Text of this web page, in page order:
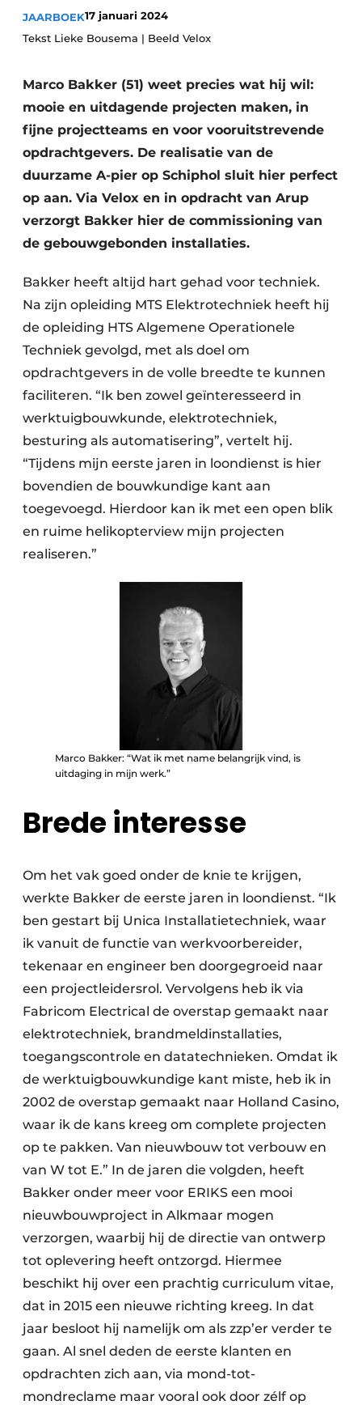
Podcasts
Privacy / Cookie statement
Vacature aanmelden
Vacatures
Video’s
Glas
JAARBOEK17 januari 2024
Tekst Lieke Bousema | Beeld Velox
Marco Bakker (51) weet precies wat hij wil:
mooie en uitdagende projecten maken, in
fijne projectteams en voor vooruitstrevende
opdrachtgevers. De realisatie van de
duurzame A-pier op Schiphol sluit hier perfect
op aan. Via Velox en in opdracht van Arup
verzorgt Bakker hier de commissioning van
de gebouwgebonden installaties.
Bakker heeft altijd hart gehad voor techniek.
Na zijn opleiding MTS Elektrotechniek heeft hij
de opleiding HTS Algemene Operationele
Techniek gevolgd, met als doel om
opdrachtgevers in de volle breedte te kunnen
faciliteren. “Ik ben zowel geïnteresseerd in
werktuigbouwkunde, elektrotechniek,
besturing als automatisering”, vertelt hij.
“Tijdens mijn eerste jaren in loondienst is hier
bovendien de bouwkundige kant aan
toegevoegd. Hierdoor kan ik met een open blik
en ruime helikopterview mijn projecten
realiseren.”
Marco Bakker: “Wat ik met name belangrijk vind, is
uitdaging in mijn werk.”
Brede interesse
Om het vak goed onder de knie te krijgen,
werkte Bakker de eerste jaren in loondienst. “Ik
ben gestart bij Unica Installatietechniek, waar
ik vanuit de functie van werkvoorbereider,
tekenaar en engineer ben doorgegroeid naar
een projectleidersrol. Vervolgens heb ik via
Fabricom Electrical de overstap gemaakt naar
elektrotechniek, brandmeldinstallaties,
toegangscontrole en datatechnieken. Omdat ik
de werktuigbouwkundige kant miste, heb ik in
2002 de overstap gemaakt naar Holland Casino,
waar ik de kans kreeg om complete projecten
op te pakken. Van nieuwbouw tot verbouw en
van W tot E.” In de jaren die volgden, heeft
Bakker onder meer voor ERIKS een mooi
nieuwbouwproject in Alkmaar mogen
verzorgen, waarbij hij de directie van ontwerp
tot oplevering heeft ontzorgd. Hiermee
beschikt hij over een prachtig curriculum vitae,
dat in 2015 een nieuwe richting kreeg. In dat
jaar besloot hij namelijk om als zzp’er verder te
gaan. Al snel deden de eerste klanten en
opdrachten zich aan, via mond-tot-
mondreclame maar vooral ook door zélf op